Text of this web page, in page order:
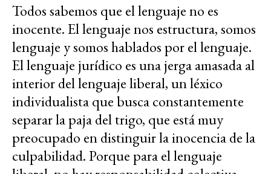
Todos sabemos que el lenguaje no es
inocente. El lenguaje nos estructura, somos
lenguaje y somos hablados por el lenguaje.
El lenguaje jurídico es una jerga amasada al
interior del lenguaje liberal, un léxico
individualista que busca constantemente
separar la paja del trigo, que está muy
preocupado en distinguir la inocencia de la
culpabilidad. Porque para el lenguaje